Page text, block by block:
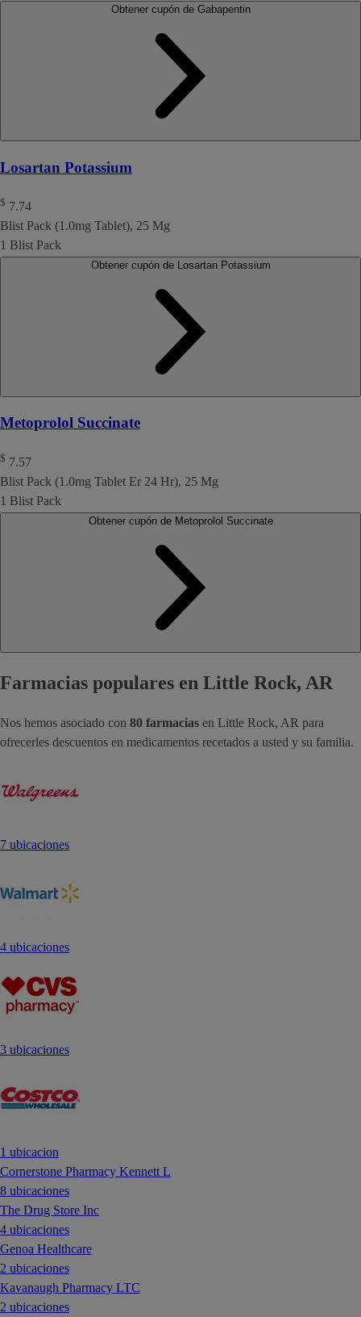
Obtener cupón de Gabapentin
Losartan Potassium
$ 7.74
Blist Pack (1.0mg Tablet), 25 Mg
1 Blist Pack
Metoprolol Succinate
$ 7.57
Blist Pack (1.0mg Tablet Er 24 Hr), 25 Mg
1 Blist Pack
Obtener cupón de Metoprolol Succinate
Farmacias populares en Little Rock, AR
Nos hemos asociado con 80 farmacias en Little Rock, AR para
ofrecerles descuentos en medicamentos recetados a usted y su familia.
7 ubicaciones
4 ubicaciones
3 ubicaciones
1 ubicacion
Cornerstone Pharmacy Kennett L
8 ubicaciones
The Drug Store Inc
4 ubicaciones
Genoa Healthcare
2 ubicaciones
Kavanaugh Pharmacy LTC
2 ubicaciones